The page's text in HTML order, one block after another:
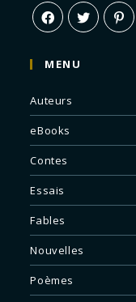
MENU
Auteurs
eBooks
Contes
Essais
Fables
Nouvelles
Poèmes